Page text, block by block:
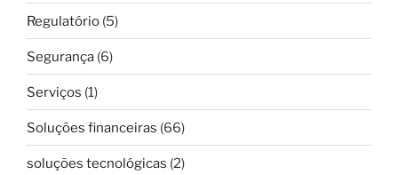
Regulatório (5)
Segurança (6)
Serviços (1)
Soluções financeiras (66)
soluções tecnológicas (2)